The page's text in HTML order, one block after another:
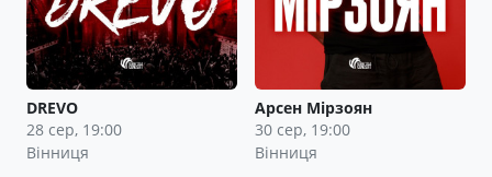
DREVO
28 сер, 19:00
Вінниця
Арсен Мірзоян
30 сер, 19:00
Вінниця